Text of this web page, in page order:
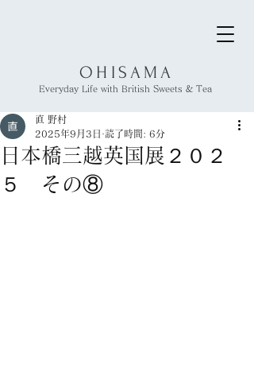
OHISAMA
​Everyday Life with British Sweets & Tea
日本橋三越英国展２０２
５ その⑧
直 野村
2025年9月3日
読了時間: 6分